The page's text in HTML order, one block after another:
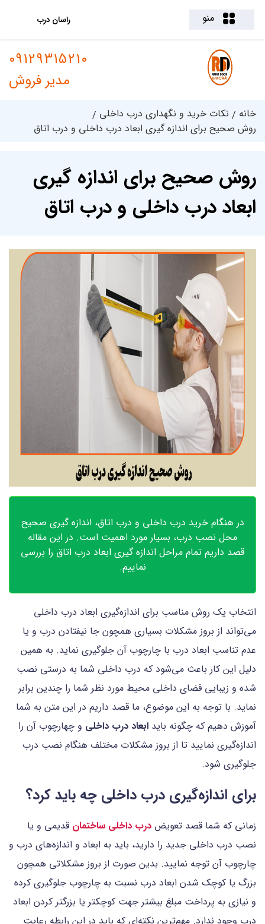
منو راسان درب
09129315210
مدیر فروش
خانه
نکات خرید و نگهداری درب داخلی
روش صحیح برای اندازه گیری ابعاد درب داخلی و درب اتاق
روش صحیح برای اندازه گیری
ابعاد درب داخلی و درب اتاق
در هنگام خرید درب داخلی و درب اتاق، اندازه گیری صحیح
محل نصب درب، بسیار مورد اهمیت است. در این مقاله
قصد داریم تمام مراحل اندازه گیری ابعاد درب اتاق را بررسی
نماییم.
انتخاب یک روش مناسب برای اندازه‌گیری ابعاد درب داخلی
می‌تواند از بروز مشکلات بسیاری همچون جا نیفتادن درب و یا
عدم تناسب ابعاد درب با چارچوب آن جلوگیری نماید. به همین
دلیل این کار باعث می‌شود که درب داخلی شما به درستی نصب
شده و زیبایی فضای داخلی محیط مورد نظر شما را چندین برابر
نماید. با توجه به این موضوع، ما قصد داریم در این متن به شما
آموزش دهیم که چگونه باید ابعاد درب داخلی و چهارچوب آن را
اندازه‌گیری نمایید تا از بروز مشکلات مختلف هنگام نصب درب
جلوگیری شود.
برای اندازه‌گیری درب داخلی چه باید کرد؟
زمانی که شما قصد تعویض درب داخلی ساختمان قدیمی و یا
نصب درب داخلی جدید را دارید، باید به ابعاد و اندازه‌های درب و
چارچوب آن توجه نمایید. بدین صورت از بروز مشکلاتی همچون
بزرگ یا کوچک شدن ابعاد درب نسبت به چارچوب جلوگیری کرده
و نیازی به پرداخت مبلغ بیشتر جهت کوچکتر یا بزرگتر کردن ابعاد
درب وجود ندارد. مهم‌ترین نکته‌ای که باید در این رابطه رعایت